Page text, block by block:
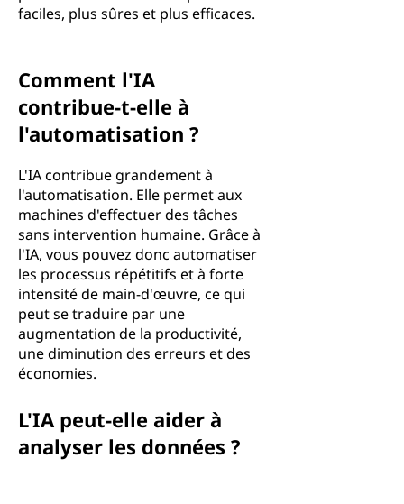
faciles, plus sûres et plus efficaces.
Comment l'IA
contribue-t-elle à
l'automatisation ?
L'IA contribue grandement à
l'automatisation. Elle permet aux
machines d'effectuer des tâches
sans intervention humaine. Grâce à
l'IA, vous pouvez donc automatiser
les processus répétitifs et à forte
intensité de main-d'œuvre, ce qui
peut se traduire par une
augmentation de la productivité,
une diminution des erreurs et des
économies.
L'IA peut-elle aider à
analyser les données ?